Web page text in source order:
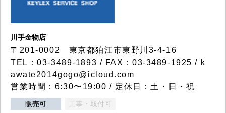
川手金物店
〒201-0002 東京都狛江市東野川3-4-16
TEL：03-3489-1893 / FAX：03-3489-1925 / k
awate2014gogo@icloud.com
営業時間：6:30〜19:00 / 定休日：土・日・祝
販売可 工事・取付可